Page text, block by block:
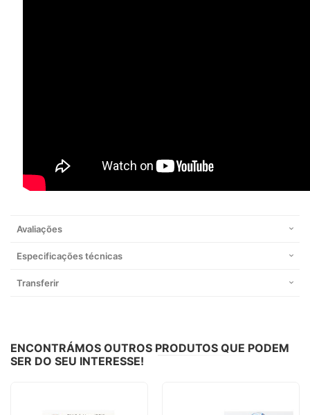
Avaliações
Especificações técnicas
Transferir
ENCONTRÁMOS OUTROS PRODUTOS QUE PODEM
SER DO SEU INTERESSE!